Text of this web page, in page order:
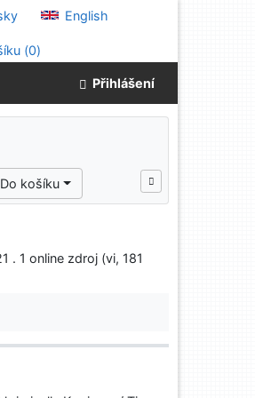
English
(0)
Přihlášení
Do košíku
1 online zdroj (vi, 181